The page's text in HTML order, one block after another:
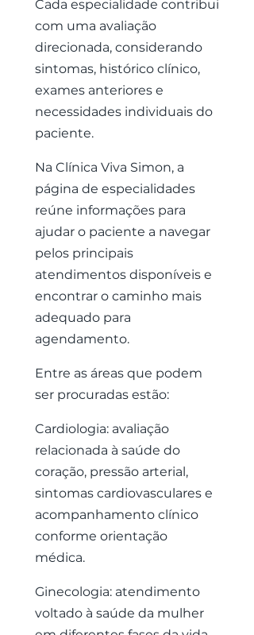
Cada especialidade contribui
com uma avaliação
direcionada, considerando
sintomas, histórico clínico,
exames anteriores e
necessidades individuais do
paciente.
Na Clínica Viva Simon, a
página de especialidades
reúne informações para
ajudar o paciente a navegar
pelos principais
atendimentos disponíveis e
encontrar o caminho mais
adequado para
agendamento.
Entre as áreas que podem
ser procuradas estão:
Cardiologia: avaliação
relacionada à saúde do
coração, pressão arterial,
sintomas cardiovasculares e
acompanhamento clínico
conforme orientação
médica.
Ginecologia: atendimento
voltado à saúde da mulher